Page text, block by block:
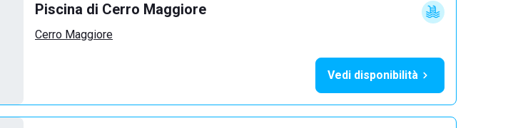
Piscina di Cerro Maggiore
Cerro Maggiore
Vedi disponibilità